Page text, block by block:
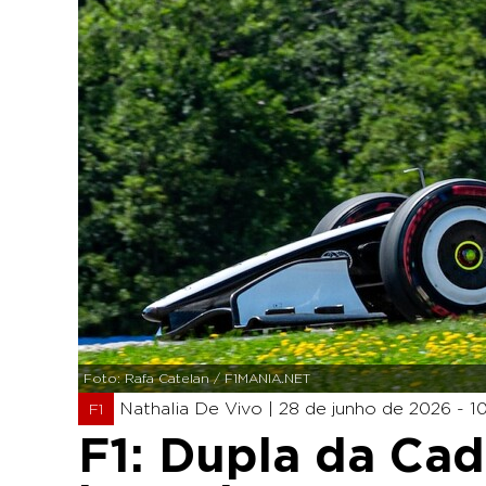
Foto: Rafa Catelan / F1MANIA.NET
F1 Nathalia De Vivo | 28 de junho de 2026 -
F1: Dupla da